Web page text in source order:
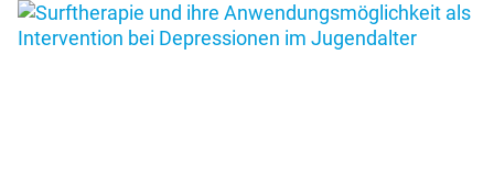
IM
MÄRZ
2025